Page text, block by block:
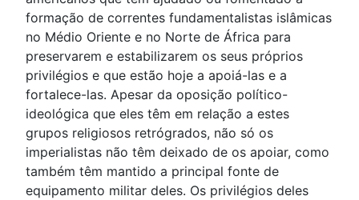
formação de correntes fundamentalistas islâmicas
no Médio Oriente e no Norte de África para
preservarem e estabilizarem os seus próprios
privilégios e que estão hoje a apoiá-las e a
fortalece-las. Apesar da oposição político-
ideológica que eles têm em relação a estes
grupos religiosos retrógrados, não só os
imperialistas não têm deixado de os apoiar, como
também têm mantido a principal fonte de
equipamento militar deles. Os privilégios deles